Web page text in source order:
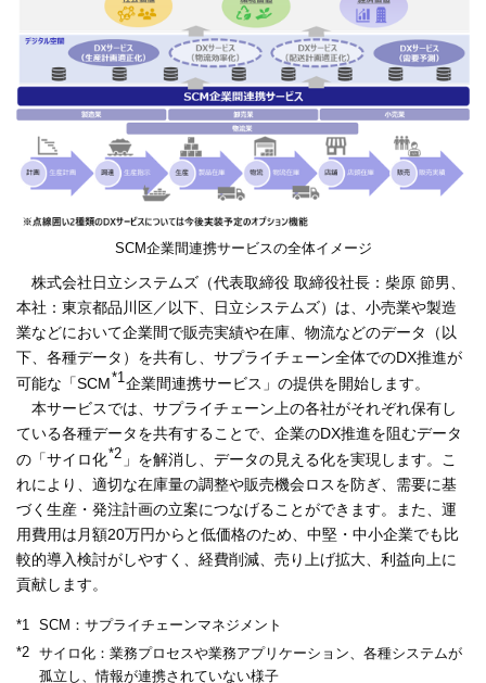
SCM企業間連携サービスの全体イメージ
株式会社日立システムズ（代表取締役 取締役社長：柴原 節男、
本社：東京都品川区／以下、日立システムズ）は、小売業や製造
業などにおいて企業間で販売実績や在庫、物流などのデータ（以
下、各種データ）を共有し、サプライチェーン全体でのDX推進が
可能な「SCM*1 企業間連携サービス」の提供を開始します。
本サービスでは、サプライチェーン上の各社がそれぞれ保有し
ている各種データを共有することで、企業のDX推進を阻むデータ
の「サイロ化*2 」を解消し、データの見える化を実現します。こ
れにより、適切な在庫量の調整や販売機会ロスを防ぎ、需要に基
づく生産・発注計画の立案につなげることができます。また、運
用費用は月額20万円からと低価格のため、中堅・中小企業でも比
較的導入検討がしやすく、経費削減、売り上げ拡大、利益向上に
貢献します。
*1
SCM：サプライチェーンマネジメント
*2
サイロ化：業務プロセスや業務アプリケーション、各種システムが
孤立し、情報が連携されていない様子